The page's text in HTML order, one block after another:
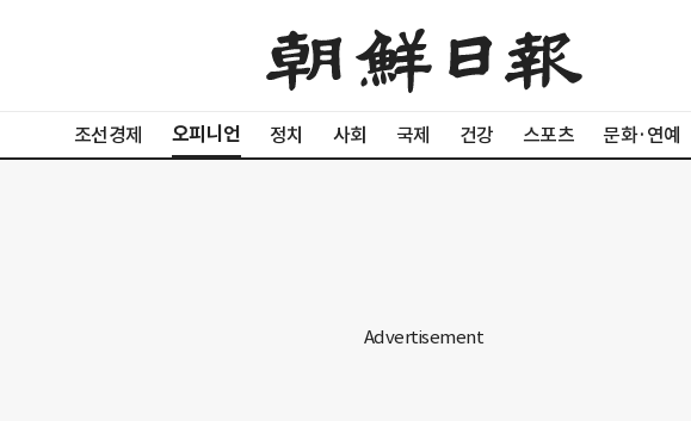
조선경제 오피니언 정치 사회 국제 건강 스포츠 문화·연예